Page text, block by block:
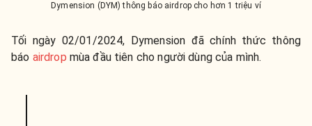
Dymension (DYM) thông báo airdrop cho hơn 1 triệu ví
Tối ngày 02/01/2024, Dymension đã chính thức thông
báo airdrop mùa đầu tiên cho người dùng của mình.